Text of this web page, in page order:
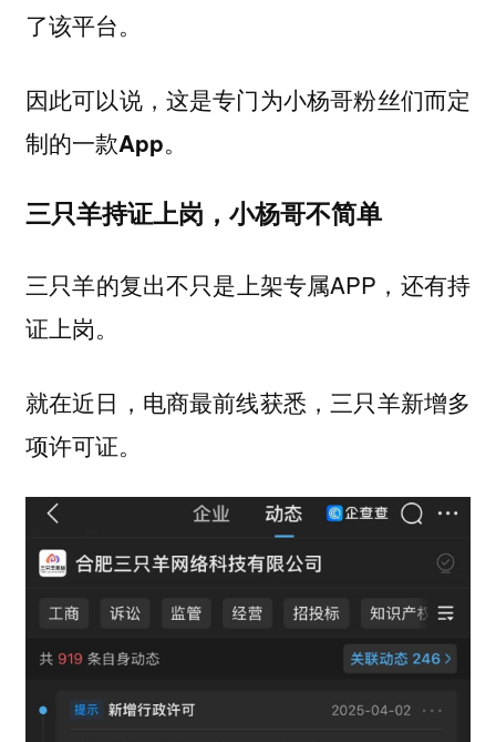
了该平台。
因此可以说，这是专门为小杨哥粉丝们而定
制的一款App。
三只羊持证上岗，小杨哥不简单
三只羊的复出不只是上架专属APP，还有持
证上岗。
就在近日，电商最前线获悉，三只羊新增多
项许可证。